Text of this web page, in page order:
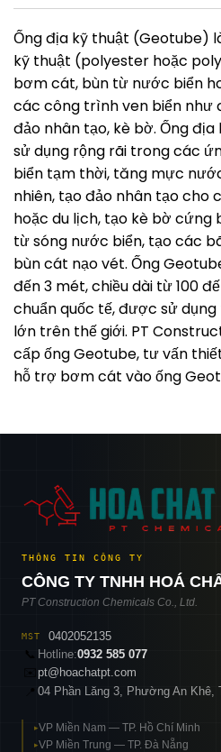
Ống địa kỹ thuật (Geotube)
kỹ thuật (polyester hoặc
bơm cát, bùn từ nước biển
các công trình ven biển như
đảo nhân tạo, kè bờ. Ống
sử dụng rộng rãi trong các
biển tạm thời, tăng mực
nhiên, tạo đảo nhân tạo cho
hoặc du lịch, tạo kè bờ
từ sóng nước biển, tạo các
bùn cát nạo vét. Ống
đến 3 mét, chiều dài từ 100
chuẩn quốc tế, được sử
lớn trên thế giới. PT
cấp ống Geotube, tư vấn
hỗ trợ bơm cát vào ống
THÔNG TIN CÔNG TY
CÔNG TY TNHH HOÁ
PT Construction Chemicals Co., Ltd.
MST
0402052135
📞 Hotline:0932 585 077
pt@hoachatpt.com
04 Phần Lăng 3, Phường An Khê,
▸VP Miền Nam — TP. Hồ Chí Minh
▸VP Miền Trung — TP. Đà Nẵng